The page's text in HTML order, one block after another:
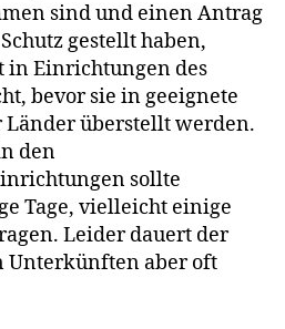
sind und einen Antrag
gestellt haben,
in Einrichtungen des
bevor sie in geeignete
Länder überstellt werden.
den
sollte
Tage, vielleicht einige
Leider dauert der
Unterkünften aber oft